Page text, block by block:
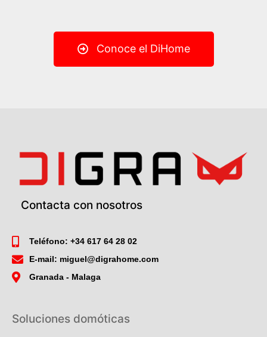
Conoce el DiHome
Contacta con nosotros
Teléfono: +34 617 64 28 02
E-mail: miguel@digrahome.com
Granada - Malaga
Soluciones domóticas